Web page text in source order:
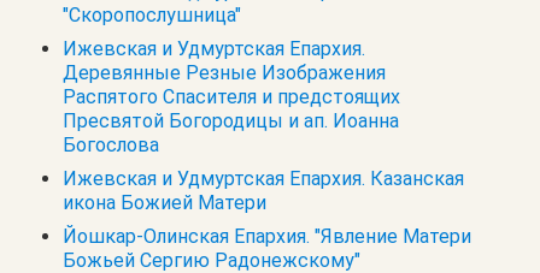
"Скоропослушница"
Ижевская и Удмуртская Епархия.
Деревянные Резные Изображения
Распятого Спасителя и предстоящих
Пресвятой Богородицы и ап. Иоанна
Богослова
Ижевская и Удмуртская Епархия. Казанская
икона Божией Матери
Йошкар-Олинская Епархия. "Явление Матери
Божьей Сергию Радонежскому"